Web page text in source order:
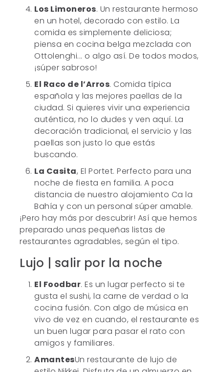
Los Limoneros. Un restaurante hermoso
en un hotel, decorado con estilo. La
comida es simplemente deliciosa;
piensa en cocina belga mezclada con
Ottolenghi... o algo así. De todos modos,
¡súper sabroso!
El Raco de l’Arros. Comida típica
española y las mejores paellas de la
ciudad. Si quieres vivir una experiencia
auténtica, no lo dudes y ven aquí. La
decoración tradicional, el servicio y las
paellas son justo lo que estás
buscando.
La Casita, El Portet. Perfecto para una
noche de fiesta en familia. A poca
distancia de nuestro alojamiento Ca la
Bahía y con un personal súper amable.
¡Pero hay más por descubrir! Así que hemos
preparado unas pequeñas listas de
restaurantes agradables, según el tipo.
Lujo | salir por la noche
El Foodbar. Es un lugar perfecto si te
gusta el sushi, la carne de verdad o la
cocina fusión. Con algo de música en
vivo de vez en cuando, el restaurante es
un buen lugar para pasar el rato con
amigos y familiares.
AmantesUn restaurante de lujo de